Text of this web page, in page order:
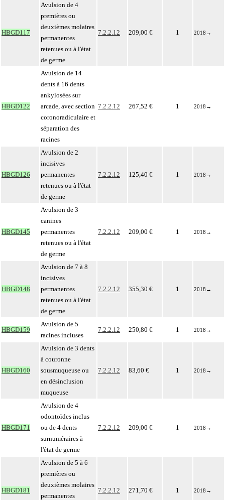
HBGD117
Avulsion de 4
premières ou
deuxièmes molaires
permanentes
retenues ou à l'état
de germe
7.2.2.12 209,00 € 1 2018 →
HBGD122
Avulsion de 14
dents à 16 dents
ankylosées sur
arcade, avec section
coronoradiculaire et
séparation des
racines
7.2.2.12 267,52 € 1 2018 →
HBGD126
Avulsion de 2
incisives
permanentes
retenues ou à l'état
de germe
7.2.2.12 125,40 € 1 2018 →
HBGD145
Avulsion de 3
canines
permanentes
retenues ou à l'état
de germe
7.2.2.12 209,00 € 1 2018 →
HBGD148
Avulsion de 7 à 8
incisives
permanentes
retenues ou à l'état
de germe
7.2.2.12 355,30 € 1 2018 →
HBGD159
Avulsion de 5
racines incluses
7.2.2.12 250,80 € 1 2018 →
HBGD160
Avulsion de 3 dents
à couronne
sousmuqueuse ou
en désinclusion
muqueuse
7.2.2.12 83,60 € 1 2018 →
HBGD171
Avulsion de 4
odontoïdes inclus
ou de 4 dents
surnuméraires à
l'état de germe
7.2.2.12 209,00 € 1 2018 →
HBGD181
Avulsion de 5 à 6
premières ou
deuxièmes molaires
permanentes
7.2.2.12 271,70 € 1 2018 →